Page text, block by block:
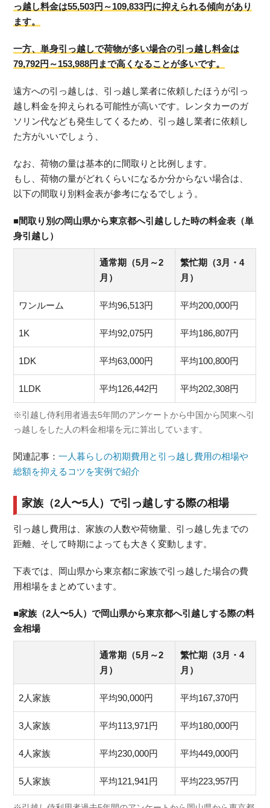
っ越し料金は55,503円～109,833円に抑えられる傾向があり
ます。
一方、単身引っ越しで荷物が多い場合の引っ越し料金は
79,792円～153,988円まで高くなることが多いです。
遠方への引っ越しは、引っ越し業者に依頼したほうが引っ
越し料金を抑えられる可能性が高いです。レンタカーのガ
ソリン代なども発生してくるため、引っ越し業者に依頼し
た方がいいでしょう、
なお、荷物の量は基本的に間取りと比例します。
もし、荷物の量がどれくらいになるか分からない場合は、
以下の間取り別料金表が参考になるでしょう。
■間取り別の岡山県から東京都へ引越しした時の料金表（単
身引越し）
通常期（5月～2
月）
繁忙期（3月・4
月）
ワンルーム 平均96,513円 平均200,000円
1K 平均92,075円 平均186,807円
1DK 平均63,000円 平均100,800円
1LDK 平均126,442円 平均202,308円
※引越し侍利用者過去5年間のアンケートから中国から関東へ引
っ越しをした人の料金相場を元に算出しています。
関連記事：一人暮らしの初期費用と引っ越し費用の相場や
総額を抑えるコツを実例で紹介
家族（2人〜5人）で引っ越しする際の相場
引っ越し費用は、家族の人数や荷物量、引っ越し先までの
距離、そして時期によっても大きく変動します。
下表では、岡山県から東京都に家族で引っ越した場合の費
用相場をまとめています。
■家族（2人〜5人）で岡山県から東京都へ引越しする際の料
金相場
通常期（5月～2
月）
繁忙期（3月・4
月）
2人家族 平均90,000円 平均167,370円
3人家族 平均113,971円 平均180,000円
4人家族 平均230,000円 平均449,000円
5人家族 平均121,941円 平均223,957円